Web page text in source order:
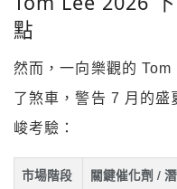
點
然而，一向樂觀的
了煞車，警告 7 月的盛
峻考驗：
市場階段
關鍵催化劑 /